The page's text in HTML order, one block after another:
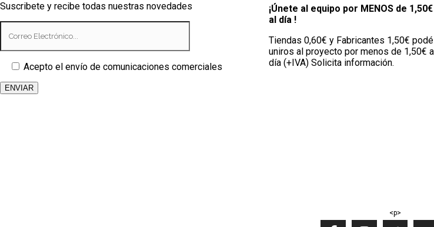
Suscribete y recibe todas nuestras novedades
Acepto el envío de comunicaciones comerciales
¡Únete al equipo por MENOS de 1,50€
al día !
Tiendas 0,60€ y Fabricantes 1,50€
uniros al proyecto por menos de 1,50€ al
día (+IVA) Solicita información.
<p>